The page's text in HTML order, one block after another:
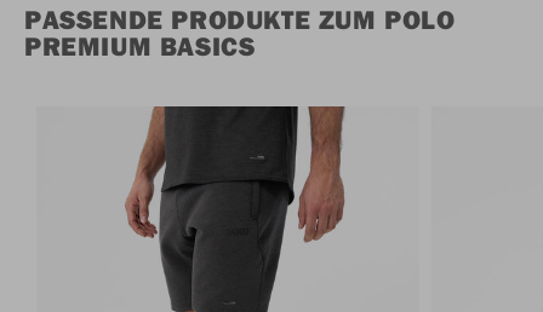
PASSENDE PRODUKTE ZUM POLO
PREMIUM BASICS